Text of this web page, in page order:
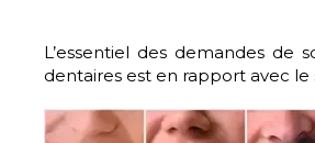
L’essentiel des demandes de
dentaires est en rapport avec le